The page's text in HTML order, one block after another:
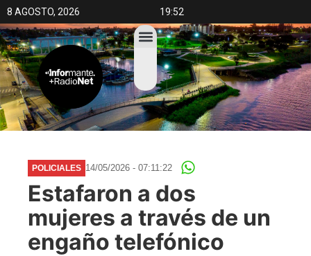
8 AGOSTO, 2026 19:52
POLICIALES 14/05/2026 - 07:11:22
Estafaron a dos
mujeres a través de un
engaño telefónico